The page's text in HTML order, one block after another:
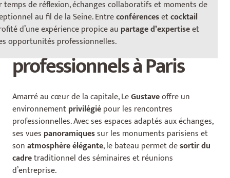
temps de réflexion, échanges collaboratifs et moments de
au fil de la Seine. Entreconférencesetcocktail
d’une expérience propice au partage d’expertiseet
opportunités professionnelles.
original pour les
événements
professionnels à Paris
Amarré au cœur de la capitale, LeGustaveoffre un
environnementprivilégiépour les rencontres
professionnelles. Avec ses espaces adaptés aux échanges,
ses vues panoramiquessur les monuments parisiens et
sonatmosphère élégante, le bateau permet desortir du
cadretraditionnel des séminaires et réunions
d’entreprise.